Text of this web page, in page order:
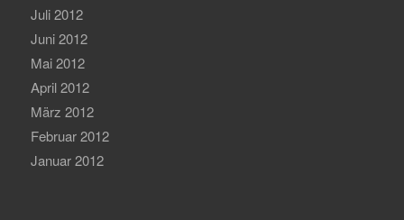
Juli 2012
Juni 2012
Mai 2012
April 2012
März 2012
Februar 2012
Januar 2012